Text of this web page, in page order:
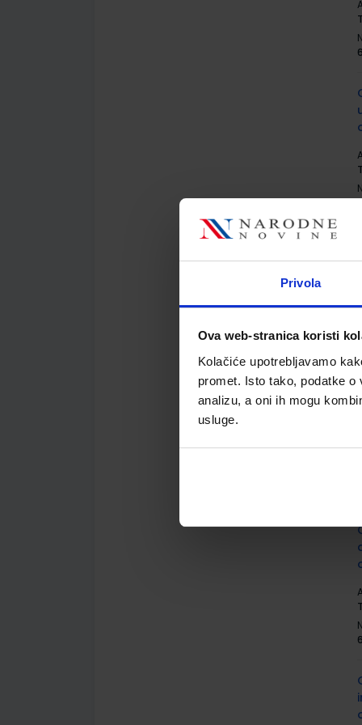
Privola
Ova web-stranica koristi
Kolačiće upotrebljavamo
promet. Isto tako, podatke
analizu, a oni ih mogu
usluge.